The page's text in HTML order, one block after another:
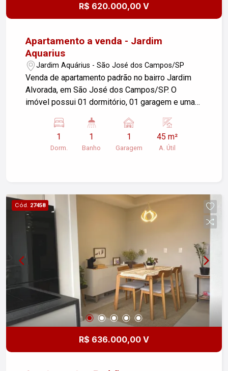
R$ 620.000,00 V
Apartamento a venda - Jardim
Aquarius
Jardim Aquárius - São José dos Campos/SP
Venda de apartamento padrão no bairro Jardim
Alvorada, em São José dos Campos/SP. O
imóvel possui 01 dormitório, 01 garagem e uma
interessado ou precisar de mais informações,
entre em contato!
1
Dorm.
1
Banho
1
Garagem
45 m²
A. Útil
Cód. 27458
R$ 636.000,00 V